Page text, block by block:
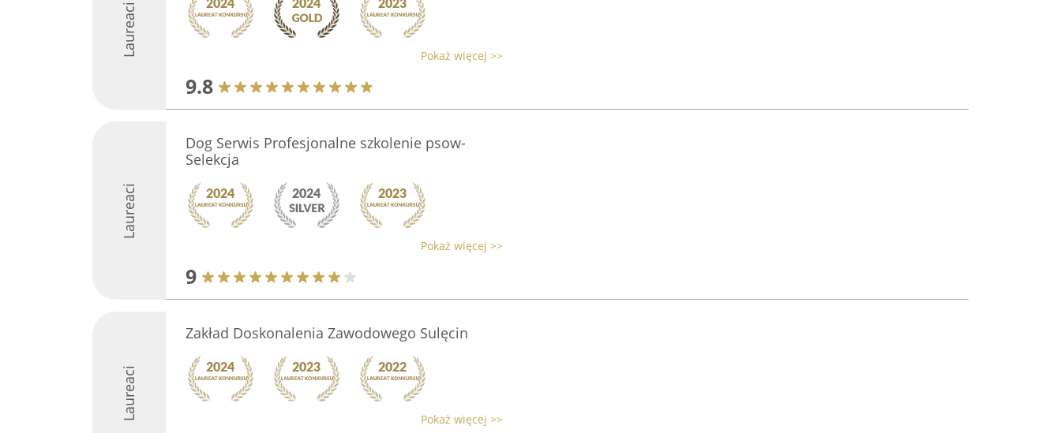
Laureaci Pokaż więcej >>
9.8
Laureaci
Dog Serwis Profesjonalne szkolenie psow-
Selekcja
Pokaż więcej >>
9
Laureaci
Zakład Doskonalenia Zawodowego Sulęcin
Pokaż więcej >>